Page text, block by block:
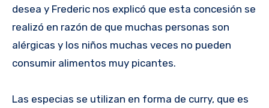
desea y Frederic nos explicó que esta concesión se
realizó en razón de que muchas personas son
alérgicas y los niños muchas veces no pueden
consumir alimentos muy picantes.
Las especias se utilizan en forma de curry, que es